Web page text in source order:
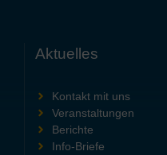
Aktuelles
Kontakt mit uns
Veranstaltungen
Berichte
Info-Briefe